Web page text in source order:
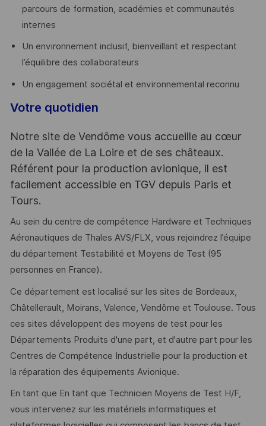
parcours de formation, académies et communautés
internes
Un environnement inclusif, bienveillant et respectant
l’équilibre des collaborateurs
Un engagement sociétal et environnemental reconnu
Votre quotidien
Notre site de Vendôme vous accueille au cœur
de la Vallée de La Loire et de ses châteaux.
Référent pour la production avionique, il est
facilement accessible en TGV depuis Paris et
Tours.
Au sein du centre de compétence Hardware et Techniques
Aéronautiques de Thales AVS/FLX, vous rejoindrez l’équipe
du département Testabilité et Moyens de Test (95
personnes en France).
Ce département est localisé sur les sites de Bordeaux,
Châtellerault, Moirans, Valence, Vendôme et Toulouse. Tous
ces sites développent des moyens de test pour les
Départements Produits d'une part, et d'autre part pour les
Centres de Compétence Industrielle pour la production et
la réparation des équipements Avionique.
En tant que En tant que Technicien Moyens de Test H/F,
vous intervenez sur les matériels informatiques et